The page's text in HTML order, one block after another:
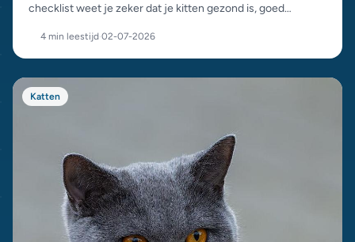
checklist weet je zeker dat je kitten gezond is, goed
4 min leestijd·02-07-2026
Katten